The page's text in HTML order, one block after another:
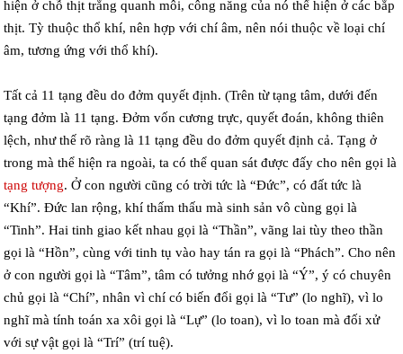
hiện ở chỗ thịt trắng quanh môi, công năng của nó thể hiện ở các bắp
thịt. Tỳ thuộc thổ khí, nên hợp với chí âm, nên nói thuộc về loại chí
âm, tương ứng với thổ khí).
Tất cả 11 tạng đều do đởm quyết định. (Trên từ tạng tâm, dưới đến
tạng đởm là 11 tạng. Đởm vốn cương trực, quyết đoán, không thiên
lệch, như thế rõ ràng là 11 tạng đều do đởm quyết định cả. Tạng ở
trong mà thể hiện ra ngoài, ta có thể quan sát được đấy cho nên gọi là
tạng tượng. Ở con người cũng có trời tức là “Đức”, có đất tức là
“Khí”. Đức lan rộng, khí thấm thấu mà sinh sản vô cùng gọi là
“Tinh”. Hai tinh giao kết nhau gọi là “Thần”, vãng lai tùy theo thần
gọi là “Hồn”, cùng với tinh tụ vào hay tán ra gọi là “Phách”. Cho nên
ở con người gọi là “Tâm”, tâm có tưởng nhớ gọi là “Ý”, ý có chuyên
chủ gọi là “Chí”, nhân vì chí có biến đổi gọi là “Tư” (lo nghĩ), vì lo
nghĩ mà tính toán xa xôi gọi là “Lự” (lo toan), vì lo toan mà đối xử
với sự vật gọi là “Trí” (trí tuệ).